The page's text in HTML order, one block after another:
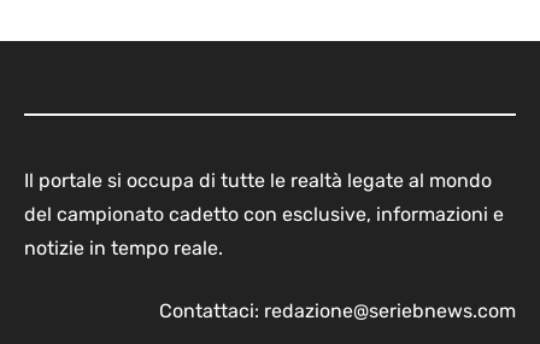
Il portale si occupa di tutte le realtà legate al mondo
del campionato cadetto con esclusive, informazioni e
notizie in tempo reale.
Contattaci: redazione@seriebnews.com